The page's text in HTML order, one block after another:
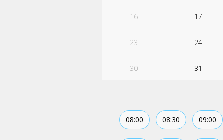
16 17
23 24
30 31
08:00 08:30 09:00